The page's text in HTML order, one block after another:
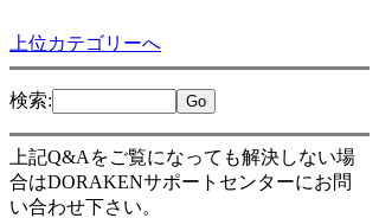
上位カテゴリーへ
検索:
上記Q&Aをご覧になっても解決しない場
合はDORAKENサポートセンターにお問
い合わせ下さい。